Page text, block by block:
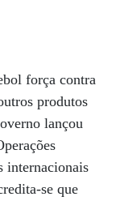
força contra
produtos
lançou
internacionais
se que